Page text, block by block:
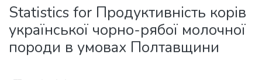
Collections
All of DSpace
Statistics for Продуктивність корів
української чорно-рябої молочної
породи в умовах Полтавщини